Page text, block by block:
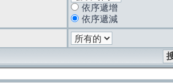
依序遞增
依序遞減